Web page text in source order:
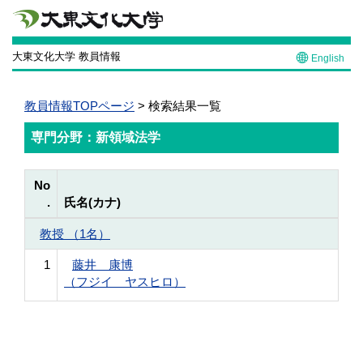
大東文化大学 教員情報 English
教員情報TOPページ > 検索結果一覧
専門分野：新領域法学
No
.
氏名(カナ)
教授 （1名）
1
藤井 康博
（フジイ ヤスヒロ）